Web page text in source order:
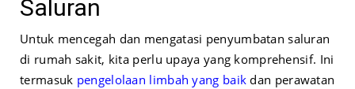
Saluran
Untuk mencegah dan mengatasi penyumbatan saluran
di rumah sakit, kita perlu upaya yang komprehensif. Ini
termasuk pengelolaan limbah yang baik dan perawatan